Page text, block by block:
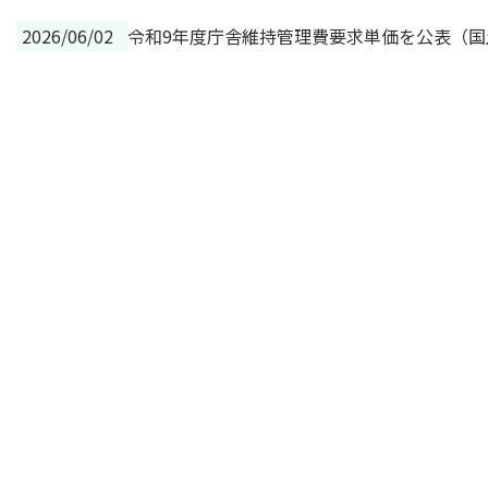
2026/06/02 令和9年度庁舎維持管理費要求単価を公表（国